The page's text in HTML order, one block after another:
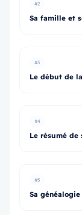
#2
#3
Le début de
#4
#5
Sa généalogie